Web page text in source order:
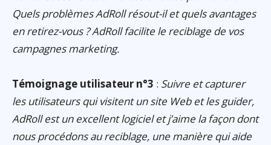
Quels problèmes AdRoll résout-il et quels avantages
en retirez-vous ? AdRoll facilite le reciblage de vos
campagnes marketing.
Témoignage utilisateur n°3 : Suivre et capturer
les utilisateurs qui visitent un site Web et les guider,
AdRoll est un excellent logiciel et j’aime la façon dont
nous procédons au reciblage, une manière qui aide